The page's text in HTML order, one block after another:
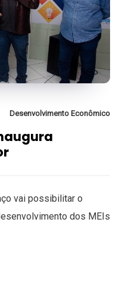
Desenvolvimento Econômico
vai possibilitar o
dos MEIs